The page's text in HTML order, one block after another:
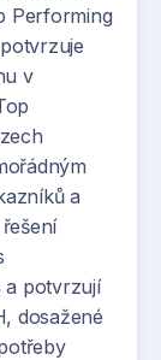
Performing
v
a
a potvrzují
dosažené